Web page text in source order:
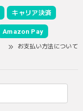
キャリア決済
Amazon Pay
お支払い方法について